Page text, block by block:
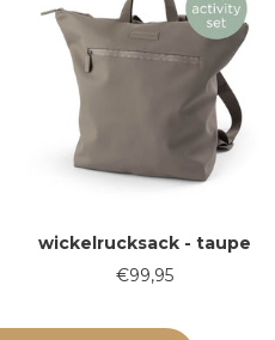
wickelrucksack - taupe
Verkaufspreis
€99,95